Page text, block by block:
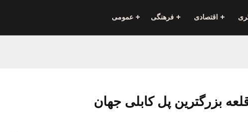
اقتصادی فرهنگی عمومی
بزرگترین پل کابلی جهان